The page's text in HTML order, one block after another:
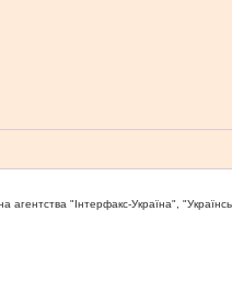
"Iнтерфакс-Україна",